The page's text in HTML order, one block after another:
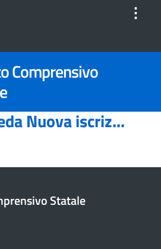
⋮
Comprensivo
Nuova iscriz...
Statale